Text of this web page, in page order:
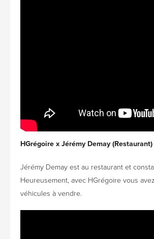
HGrégoire x Jérémy Demay (Restaurant)
Jérémy Demay est au restaurant et
Heureusement, avec HGrégoire vous
véhicules à vendre.